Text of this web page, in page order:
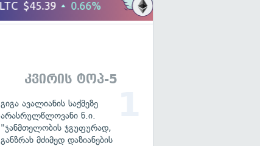
კვირის ტოპ-5
გიგა ავალიანის საქმეზე
არასრულწლოვანი ნ.ი.
"ჯანმთელობის ჯგუფურად,
განზრახ მძიმედ დაზიანების